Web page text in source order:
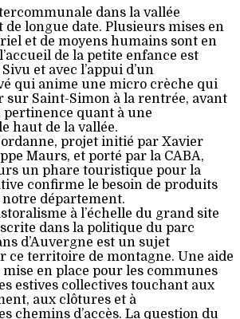
dans la vallée
longue date. Plusieurs mises en
et de moyens humains sont en
de la petite enfance est
et avec l’appui d’un
qui anime une micro crèche qui
sur Saint-Simon à la rentrée, avant
pertinence quant à une
haut de la vallée.
projet initié par Xavier
Maurs, et porté par la CABA,
un phare touristique pour la
confirme le besoin de produits
département.
à l’échelle du grand site
dans la politique du parc
d’Auvergne est un sujet
ce territoire de montagne. Une aide
mise en place pour les communes
estives collectives touchant aux
aux clôtures et à
chemins d’accès. La question du